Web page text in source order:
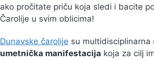
ako pročitate priču koja sledi i bacite
Čarolije u svim oblicima!
Dunavske čarolije su multidisciplinarna
umetnička manifestacija koja za cilj